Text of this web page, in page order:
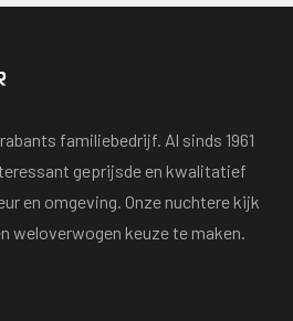
familiebedrijf. Al sinds 1961
geprijsde en kwalitatief
en omgeving. Onze nuchtere kijk
weloverwogen keuze te maken.